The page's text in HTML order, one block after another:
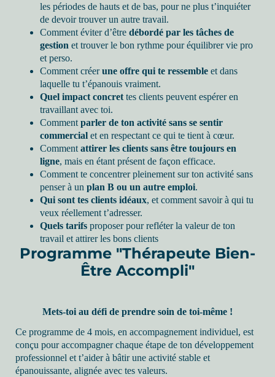
les périodes de hauts et de bas, pour ne plus t’inquiéter
de devoir trouver un autre travail.
Comment éviter d’être débordé par les tâches de
gestion et trouver le bon rythme pour équilibrer vie pro
et perso.
Comment créerune offre qui te ressemble et dans
laquelle tu t’épanouis vraiment.
Quel impact concret tes clients peuvent espérer en
travaillant avec toi.
Comment parler de ton activité sans se sentir
commercial et en respectant ce qui te tient à cœur.
Comment attirer les clients sans être toujours en
ligne, mais en étant présent de façon efficace.
Comment te concentrer pleinement sur ton activité sans
penser à un plan B ou un autre emploi.
Qui sont tes clients idéaux, et comment savoir à qui tu
veux réellement t’adresser.
Quels tarifs proposer pour refléter la valeur de ton
travail et attirer les bons clients
Programme "Thérapeute Bien-
Être Accompli"
Mets-toi au défi de prendre soin de toi-même !
Ce programme de 4 mois, en accompagnement individuel, est
conçu pour accompagner chaque étape de ton développement
professionnel et t’aider à bâtir une activité stable et
épanouissante, alignée avec tes valeurs.